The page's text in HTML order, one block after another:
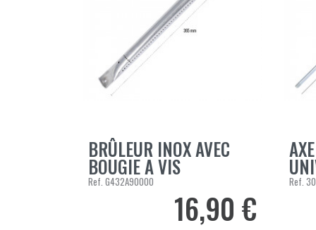
Barbecue Electrique
Grilloir Fonte
Rôtissoire
AJOUTER AU PANIER
BRÛLEUR INOX AVEC
BOUGIE A VIS
Ref. G432A90000
Prix
16,90 €
Ref.